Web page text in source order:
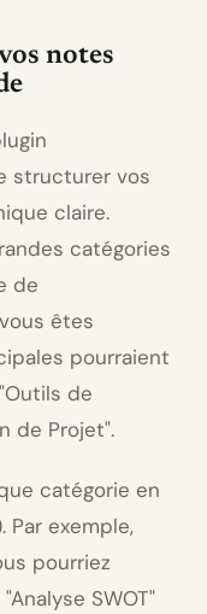
notes
structurer vos
claire.
catégories
de
êtes
pourraient
Outils de
de Projet .
catégorie en
Par exemple,
pourriez
Analyse SWOT